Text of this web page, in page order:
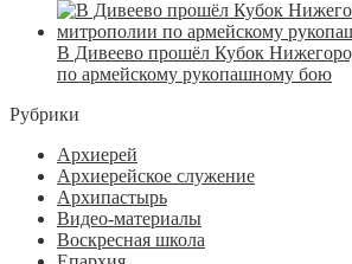
В Дивеево прошёл Кубок
по армейскому рукопашному бою
Рубрики
Архиерей
Архиерейское служение
Архипастырь
Видео-материалы
Воскресная школа